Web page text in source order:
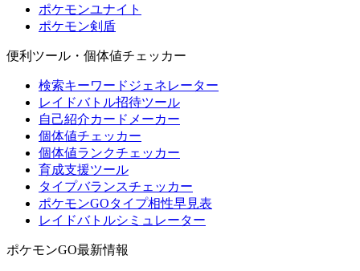
ポケモンユナイト
ポケモン剣盾
便利ツール・個体値チェッカー
検索キーワードジェネレーター
レイドバトル招待ツール
自己紹介カードメーカー
個体値チェッカー
個体値ランクチェッカー
育成支援ツール
タイプバランスチェッカー
ポケモンGOタイプ相性早見表
レイドバトルシミュレーター
ポケモンGO最新情報